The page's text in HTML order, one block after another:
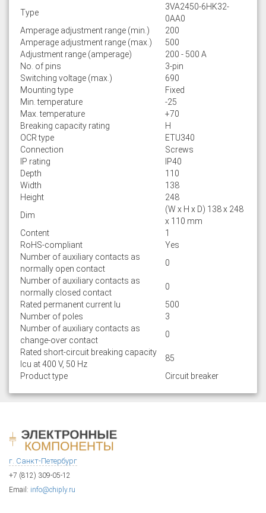
Type
3VA2450-6HK32-
0AA0
Amperage adjustment range (min.)
200
Amperage adjustment range (max.)
500
Adjustment range (amperage)
200 - 500 A
No. of pins
3-pin
Switching voltage (max.)
690
Mounting type
Fixed
Min. temperature
-25
Max. temperature
+70
Breaking capacity rating
H
OCR type
ETU340
Connection
Screws
IP rating
IP40
Depth
110
Width
138
Height
248
Dim
(W x H x D) 138 x 248
x 110 mm
Content
1
RoHS-compliant
Yes
Number of auxiliary contacts as
normally open contact
0
Number of auxiliary contacts as
normally closed contact
0
Rated permanent current Iu
500
Number of poles
3
Number of auxiliary contacts as
change-over contact
0
Rated short-circuit breaking capacity
lcu at 400 V, 50 Hz
85
Product type
Circuit breaker
г. Санкт-Петербург
+7 (812) 309-05-12
Email: info@chiply.ru